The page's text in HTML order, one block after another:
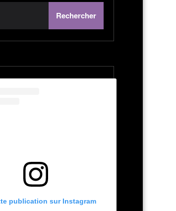
Rechercher
publication sur Instagram